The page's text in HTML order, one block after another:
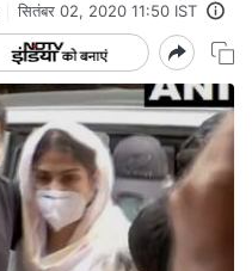
सितंबर 02, 2020 11:50 IST